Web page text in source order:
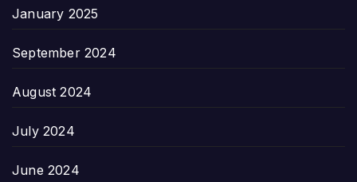
January 2025
September 2024
August 2024
July 2024
June 2024